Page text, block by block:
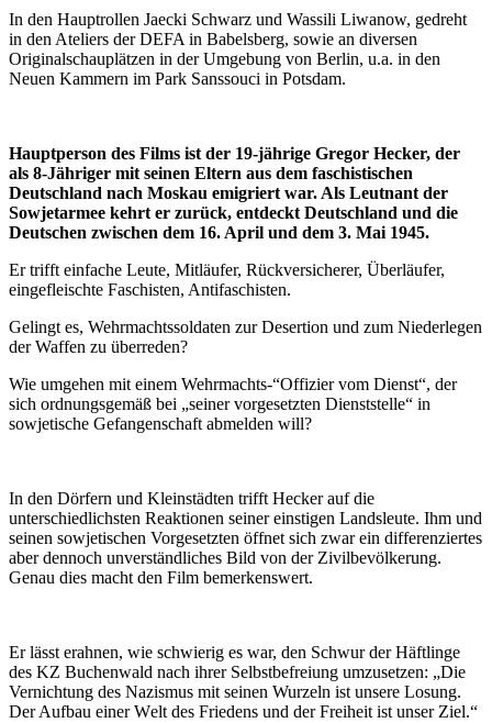
In den Hauptrollen Jaecki Schwarz und Wassili Liwanow, gedreht
in den Ateliers der DEFA in Babelsberg, sowie an diversen
Originalschauplätzen in der Umgebung von Berlin, u.a. in den
Neuen Kammern im Park Sanssouci in Potsdam.
Hauptperson des Films ist der 19-jährige Gregor Hecker, der
als 8-Jähriger mit seinen Eltern aus dem faschistischen
Deutschland nach Moskau emigriert war. Als Leutnant der
Sowjetarmee kehrt er zurück, entdeckt Deutschland und die
Deutschen zwischen dem 16. April und dem 3. Mai 1945.
Er trifft einfache Leute, Mitläufer, Rückversicherer, Überläufer,
eingefleischte Faschisten, Antifaschisten.
Gelingt es, Wehrmachtssoldaten zur Desertion und zum Niederlegen
der Waffen zu überreden?
Wie umgehen mit einem Wehrmachts-“Offizier vom Dienst“, der
sich ordnungsgemäß bei „seiner vorgesetzten Dienststelle“ in
sowjetische Gefangenschaft abmelden will?
In den Dörfern und Kleinstädten trifft Hecker auf die
unterschiedlichsten Reaktionen seiner einstigen Landsleute. Ihm und
seinen sowjetischen Vorgesetzten öffnet sich zwar ein differenziertes
aber dennoch unverständliches Bild von der Zivilbevölkerung.
Genau dies macht den Film bemerkenswert.
Er lässt erahnen, wie schwierig es war, den Schwur der Häftlinge
des KZ Buchenwald nach ihrer Selbstbefreiung umzusetzen: „Die
Vernichtung des Nazismus mit seinen Wurzeln ist unsere Losung.
Der Aufbau einer Welt des Friedens und der Freiheit ist unser Ziel.“